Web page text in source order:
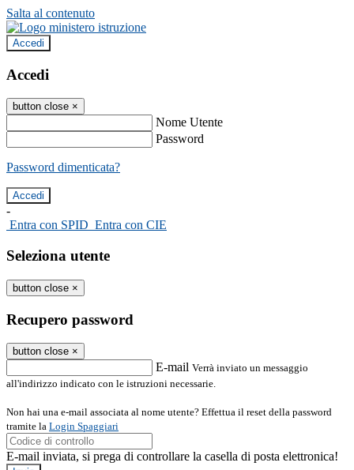
Salta al contenuto
Accedi
Accedi
button close ×
Nome Utente
Password
Password dimenticata?
-
Entra con SPID Entra con CIE
Seleziona utente
button close ×
Recupero password
button close ×
E-mail Verrà inviato un messaggio
all'indirizzo indicato con le istruzioni necessarie.
Non hai una e-mail associata al nome utente? Effettua il reset della password
tramite la Login Spaggiari
E-mail inviata, si prega di controllare la casella di posta elettronica!